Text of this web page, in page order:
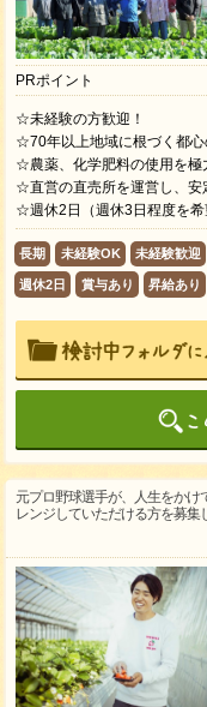
PRポイント
☆未経験の方歓迎！
☆70年以上地域に根づく都心
☆農薬、化学肥料の使用を極
☆直営の直売所を運営し、安
☆週休2日（週休3日程度を希
長期 未経験OK 未経験歓迎
週休2日 賞与あり 昇給あり
元プロ野球選手が、人生をかけ
レンジしていただける方を募集